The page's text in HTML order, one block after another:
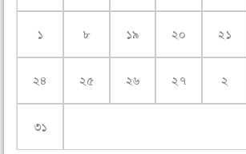
১ ৮ ১৯ ২০ ২১
২৪ ২৫ ২৬ ২৭ ২
৩১